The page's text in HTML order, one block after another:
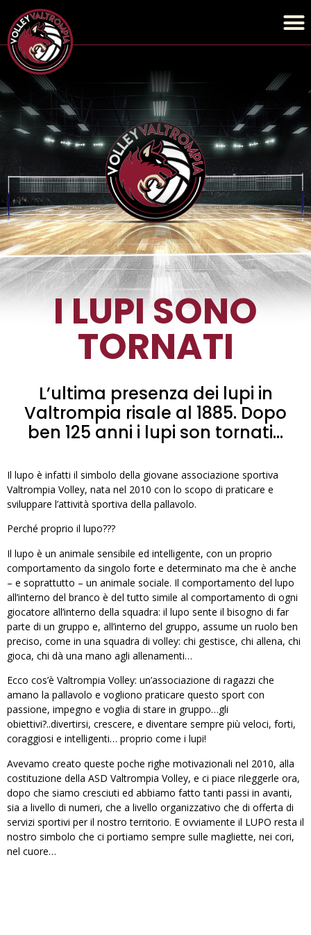
I LUPI SONO
TORNATI
L’ultima presenza dei lupi in
Valtrompia risale al 1885. Dopo
ben 125 anni i lupi son tornati…
Il lupo è infatti il simbolo della giovane associazione sportiva
Valtrompia Volley, nata nel 2010 con lo scopo di praticare e
sviluppare l’attività sportiva della pallavolo.
Perché proprio il lupo???
Il lupo è un animale sensibile ed intelligente, con un proprio
comportamento da singolo forte e determinato ma che è anche
– e soprattutto – un animale sociale. Il comportamento del lupo
all’interno del branco è del tutto simile al comportamento di ogni
giocatore all’interno della squadra: il lupo sente il bisogno di far
parte di un gruppo e, all’interno del gruppo, assume un ruolo ben
preciso, come in una squadra di volley: chi gestisce, chi allena, chi
gioca, chi dà una mano agli allenamenti…
Ecco cos’è Valtrompia Volley: un’associazione di ragazzi che
amano la pallavolo e vogliono praticare questo sport con
passione, impegno e voglia di stare in gruppo…gli
obiettivi?..divertirsi, crescere, e diventare sempre più veloci, forti,
coraggiosi e intelligenti… proprio come i lupi!
Avevamo creato queste poche righe motivazionali nel 2010, alla
costituzione della ASD Valtrompia Volley, e ci piace rileggerle ora,
dopo che siamo cresciuti ed abbiamo fatto tanti passi in avanti,
sia a livello di numeri, che a livello organizzativo che di offerta di
servizi sportivi per il nostro territorio. E ovviamente il LUPO resta il
nostro simbolo che ci portiamo sempre sulle magliette, nei cori,
nel cuore…